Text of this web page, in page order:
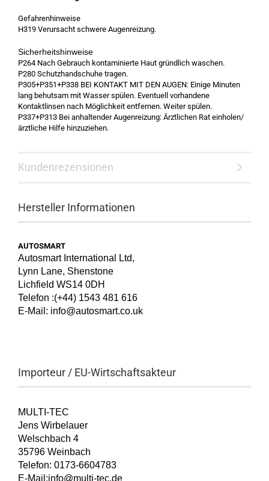
Gefahrenhinweise
H319 Verursacht schwere Augenreizung.
Sicherheitshinweise
P264 Nach Gebrauch kontaminierte Haut gründlich waschen.
P280 Schutzhandschuhe tragen.
P305+P351+P338 BEI KONTAKT MIT DEN AUGEN: Einige Minuten
lang behutsam mit Wasser spülen. Eventuell vorhandene
Kontaktlinsen nach Möglichkeit entfernen. Weiter spülen.
P337+P313 Bei anhaltender Augenreizung: Ärztlichen Rat einholen/
ärztliche Hilfe hinzuziehen.
Kundenrezensionen
Hersteller Informationen
AUTOSMART
Autosmart International Ltd,
Lynn Lane, Shenstone
Lichfield WS14 0DH
Telefon :(+44) 1543 481 616
E-Mail: info@autosmart.co.uk
Importeur / EU-Wirtschaftsakteur
MULTI-TEC
Jens Wirbelauer
Welschbach 4
35796 Weinbach
Telefon: 0173-6604783
E-Mail:info@multi-tec.de